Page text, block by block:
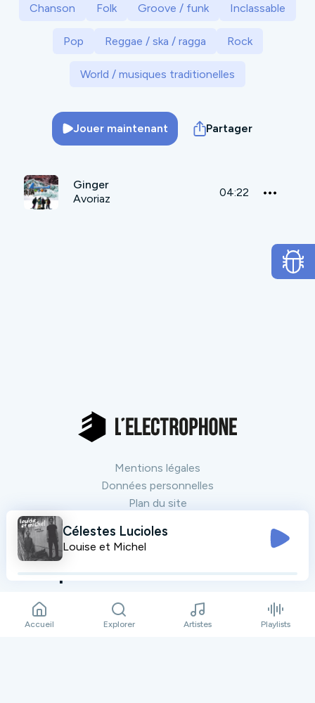
Chanson Folk Groove / funk Inclassable
Pop Reggae / ska / ragga Rock
World / musiques traditionelles
Jouer maintenant Partager
Ginger
Avoriaz
04:22
Mentions légales
Données personnelles
Plan du site
Nos partenaires
Célestes Lucioles
Louise et Michel
Accueil Explorer Artistes Playlists